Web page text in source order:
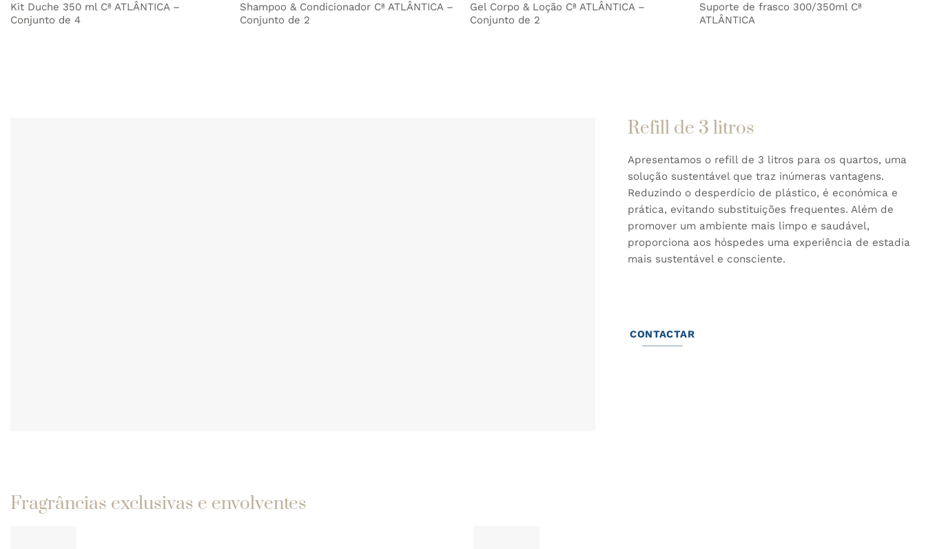
Kit Duche 350 ml Cª ATLÂNTICA –
Conjunto de 4
Shampoo & Condicionador Cª ATLÂNTICA –
Conjunto de 2
Gel Corpo & Loção Cª ATLÂNTICA –
Conjunto de 2
Suporte de frasco 300/350ml Cª
ATLÂNTICA
Refill de 3 litros
Apresentamos o refill de 3 litros para os quartos, uma
solução sustentável que traz inúmeras vantagens.
Reduzindo o desperdício de plástico, é económica e
prática, evitando substituições frequentes. Além de
promover um ambiente mais limpo e saudável,
proporciona aos hóspedes uma experiência de estadia
mais sustentável e consciente.
CONTACTAR
Fragrâncias exclusivas e envolventes